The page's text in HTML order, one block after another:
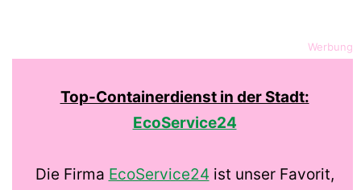
Werbung
Top-Containerdienst in der Stadt:
EcoService24
Die Firma EcoService24 ist unser Favorit,